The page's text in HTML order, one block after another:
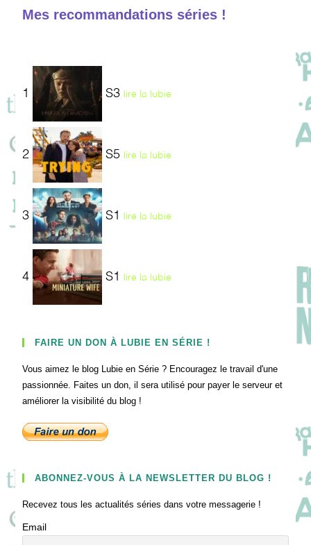
Mes recommandations séries !
1 S3 lire la lubie
2 S5 lire la lubie
3 S1 lire la lubie
4 S1 lire la lubie
FAIRE UN DON À LUBIE EN SÉRIE !
Vous aimez le blog Lubie en Série ? Encouragez le travail d'une
passionnée. Faites un don, il sera utilisé pour payer le serveur et
améliorer la visibilité du blog !
ABONNEZ-VOUS À LA NEWSLETTER DU BLOG !
Recevez tous les actualités séries dans votre messagerie !
Email